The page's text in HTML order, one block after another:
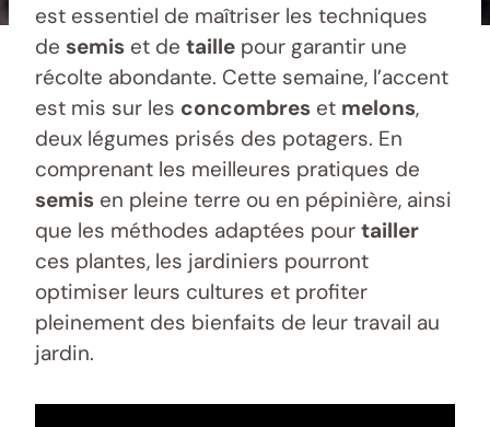
est essentiel de maîtriser les techniques
de semis et de taille pour garantir une
récolte abondante. Cette semaine, l’accent
est mis sur les concombres et melons,
deux légumes prisés des potagers. En
comprenant les meilleures pratiques de
semis en pleine terre ou en pépinière, ainsi
que les méthodes adaptées pour tailler
ces plantes, les jardiniers pourront
optimiser leurs cultures et profiter
pleinement des bienfaits de leur travail au
jardin.